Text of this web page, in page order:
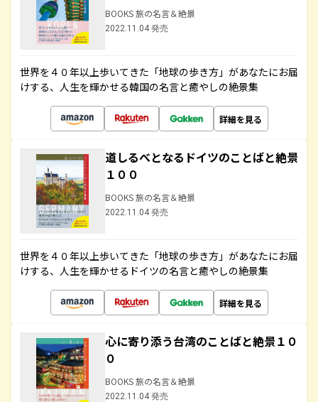
BOOKS 旅の名言＆絶景
2022.11.04 発売
世界を４０年以上歩いてきた「地球の歩き方」があなたにお届
けする、人生を輝かせる韓国の名言と癒やしの絶景集
詳細を見る
道しるべとなるドイツのことばと絶景
１００
BOOKS 旅の名言＆絶景
2022.11.04 発売
世界を４０年以上歩いてきた「地球の歩き方」があなたにお届
けする、人生を輝かせるドイツの名言と癒やしの絶景集
詳細を見る
心に寄り添う台湾のことばと絶景１０
０
BOOKS 旅の名言＆絶景
2022.11.04 発売